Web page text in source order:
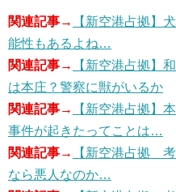
関連記事→
【新空港占拠】
能性もあるよね…
関連記事→
【新空港占拠】
は本庄？警察に獣がいるか
関連記事→
【新空港占拠】
事件が起きたってことは…
関連記事→
【新空港占拠
なら悪人なのか…